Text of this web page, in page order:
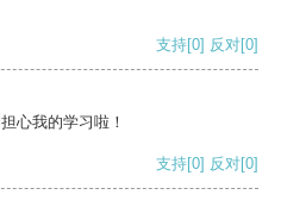
支持[0] 反对[0]
心我的学习啦！
支持[0] 反对[0]